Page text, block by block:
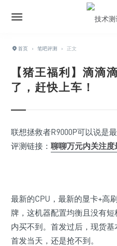
首页 › 笔吧评测 › 正文
【猪王福利】滴滴
了，赶快上车！
联想拯救者R9000P可以说是
评测链接： 聊聊万元内关注度
最新的CPU，最新的显卡+高
牌，这机器配置均衡且没有
内买不到。首发过后，现货
首发当天，还是抢不到。